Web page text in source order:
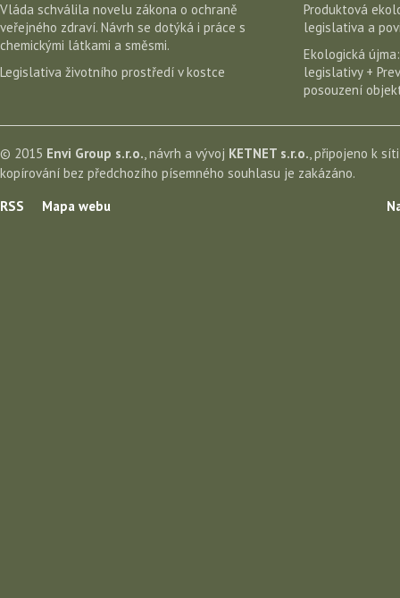
Vláda schválila novelu zákona o ochraně
veřejného zdraví. Návrh se dotýká i práce s
chemickými látkami a směsmi.
Legislativa životního prostředí v kostce
Produktová
legislativa a
Ekologická
legislativy +
posouzení
© 2015 Envi Group s.r.o., návrh a vývoj KETNET s.r.o., připojeno k
kopírování bez předchozího písemného souhlasu je zakázáno.
RSS
Mapa webu